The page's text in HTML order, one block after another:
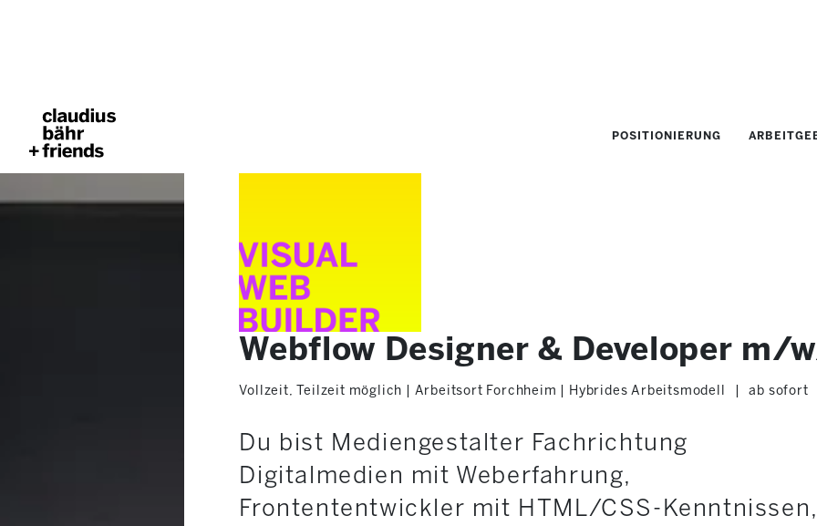
POSITIONIERUNG
Webflow Designer & Developer m/
Vollzeit, Teilzeit möglich | Arbeitsort Forchheim | Hybrides Arbeitsmodell ab sofort
Du bist Mediengestalter Fachrichtung
Digitalmedien mit Weberfahrung,
Frontententwickler mit HTML/CSS-Kenntnissen,